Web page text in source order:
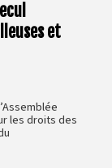
et
les droits des